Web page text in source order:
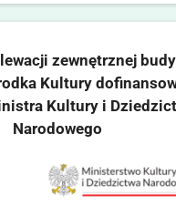
zewnętrznej
Kultury
Kultury i
Narodowego